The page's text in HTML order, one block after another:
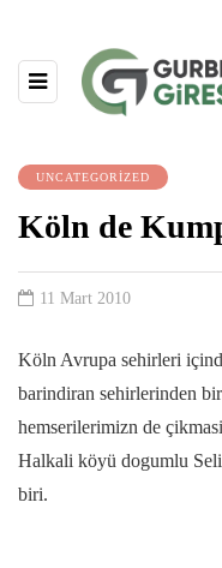
UNCATEGORIZED
Köln de
11 Mart 2010
Köln Avrupa sehirleri
barindiran sehirlerinden
hemserilerimizn de
Halkali köyü dogumlu
biri.